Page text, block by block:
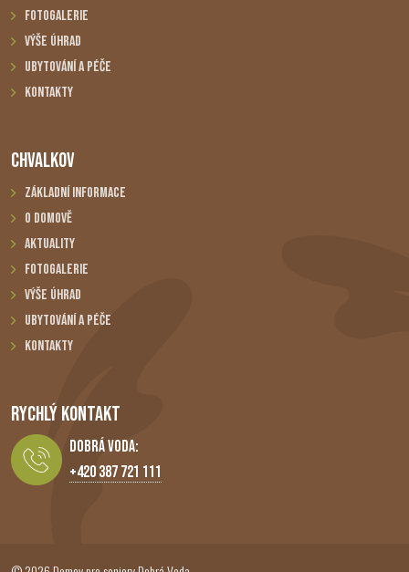
Fotogalerie
Výše úhrad
Ubytování a péče
Kontakty
CHVALKOV
Základní informace
O domově
Aktuality
Fotogalerie
Výše úhrad
Ubytování a péče
Kontakty
RYCHLÝ KONTAKT
Dobrá Voda:
+420 387 721 111